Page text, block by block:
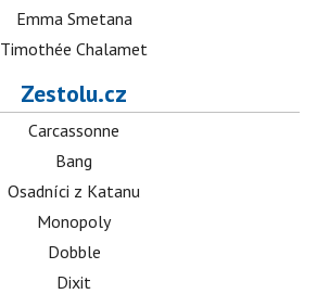
Emma Smetana
Timothée Chalamet
Zestolu.cz
Carcassonne
Bang
Osadníci z Katanu
Monopoly
Dobble
Dixit